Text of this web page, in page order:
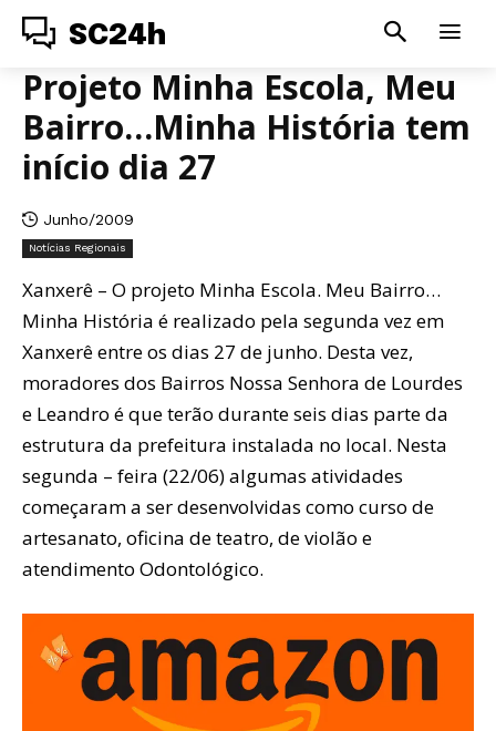
SC24h
Projeto Minha Escola, Meu
Bairro…Minha História tem
início dia 27
Junho/2009
Notícias Regionais
Xanxerê – O projeto Minha Escola. Meu Bairro…
Minha História é realizado pela segunda vez em
Xanxerê entre os dias 27 de junho. Desta vez,
moradores dos Bairros Nossa Senhora de Lourdes
e Leandro é que terão durante seis dias parte da
estrutura da prefeitura instalada no local. Nesta
segunda – feira (22/06) algumas atividades
começaram a ser desenvolvidas como curso de
artesanato, oficina de teatro, de violão e
atendimento Odontológico.